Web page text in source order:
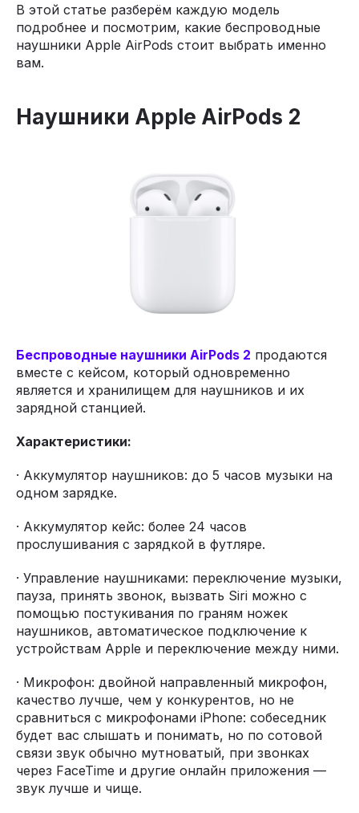
В этой статье разберём каждую модель
подробнее и посмотрим, какие беспроводные
наушники Apple AirPods стоит выбрать именно
вам.
Наушники Apple AirPods 2
Беспроводные наушники AirPods 2 продаются
вместе с кейсом, который одновременно
является и хранилищем для наушников и их
зарядной станцией.
Характеристики:
· Аккумулятор наушников: до 5 часов музыки на
одном зарядке.
· Аккумулятор кейс: более 24 часов
прослушивания с зарядкой в футляре.
· Управление наушниками: переключение музыки,
пауза, принять звонок, вызвать Siri можно с
помощью постукивания по граням ножек
наушников, автоматическое подключение к
устройствам Apple и переключение между ними.
· Микрофон: двойной направленный микрофон,
качество лучше, чем у конкурентов, но не
сравниться с микрофонами iPhone: собеседник
будет вас слышать и понимать, но по сотовой
связи звук обычно мутноватый, при звонках
через FaceTime и другие онлайн приложения —
звук лучше и чище.